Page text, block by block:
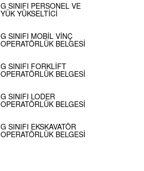
G SINIFI PERSONEL VE
YÜK YÜKSELTİCİ
G SINIFI MOBİL VİNÇ
OPERATÖRLÜK BELGESİ
G SINIFI FORKLİFT
OPERATÖRLÜK BELGESİ
G SINIFI LODER
OPERATÖRLÜK BELGESİ
G SINIFI EKSKAVATÖR
OPERATÖRLÜK BELGESİ